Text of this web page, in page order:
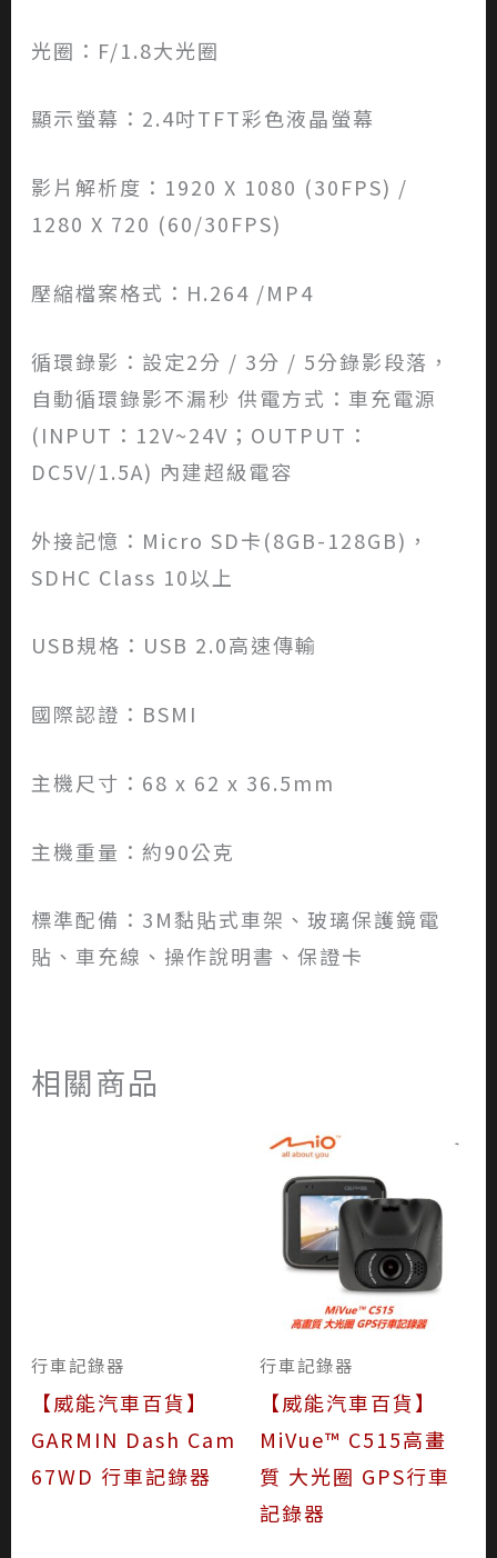
光圈：F/1.8大光圈
顯示螢幕：2.4吋TFT彩色液晶螢幕
影片解析度：1920 X 1080 (30FPS) /
1280 X 720 (60/30FPS)
壓縮檔案格式：H.264 /MP4
循環錄影：設定2分 / 3分 / 5分錄影段落，
自動循環錄影不漏秒 供電方式：車充電源
(INPUT：12V~24V；OUTPUT：
DC5V/1.5A) 內建超級電容
外接記憶：Micro SD卡(8GB-128GB)，
SDHC Class 10以上
USB規格：USB 2.0高速傳輸
國際認證：BSMI
主機尺寸：68 x 62 x 36.5mm
主機重量：約90公克
標準配備：3M黏貼式車架、玻璃保護鏡電
貼、車充線、操作說明書、保證卡
相關商品
67WD 行車記錄器
行車記錄器
【威能汽車百貨】
MiVue™ C515高畫
質 大光圈 GPS行車
記錄器